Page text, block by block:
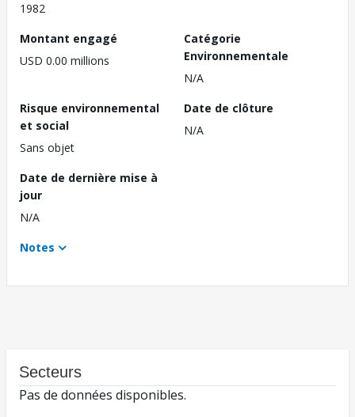
1982
Montant engagé
USD 0.00 millions
Catégorie
Environnementale
N/A
Risque environnemental
et social
Sans objet
Date de clôture
N/A
Date de dernière mise à
jour
N/A
Notes
Secteurs
Pas de données disponibles.